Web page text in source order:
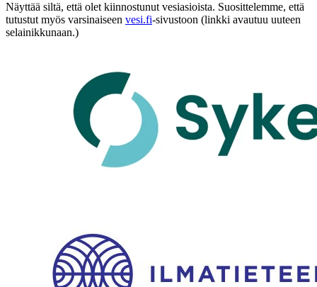
Näyttää siltä, että olet kiinnostunut vesiasioista. Suosittelemme, että
tutustut myös varsinaiseen vesi.fi-sivustoon (linkki avautuu uuteen
selainikkunaan.)